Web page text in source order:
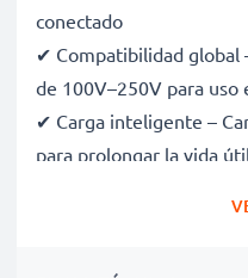
conectado
✔ Compatibilidad global
de 100V–250V para
✔ Carga inteligente –
para prolongar la vida